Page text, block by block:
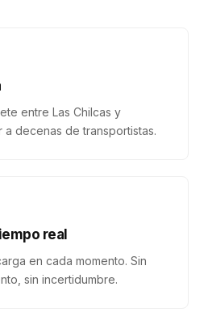
entre Las Chilcas y
a decenas de transportistas.
real
en cada momento. Sin
sin incertidumbre.